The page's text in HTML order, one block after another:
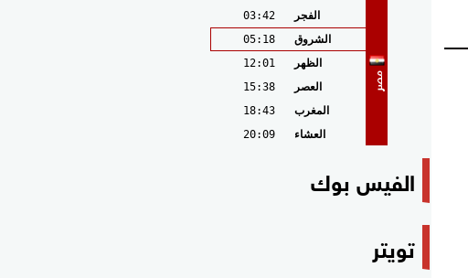
مصر
الفجر
03:42
الشروق
05:18
الظهر
12:01
العصر
15:38
المغرب
18:43
العشاء
20:09
الفيس بوك
تويتر